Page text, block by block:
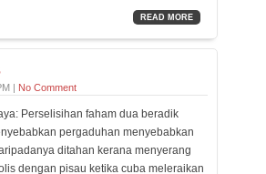
READ MORE
| No Comment
Perselisihan faham dua beradik
pergaduhan menyebabkan
ditahan kerana menyerang
dengan pisau ketika cuba meleraikan